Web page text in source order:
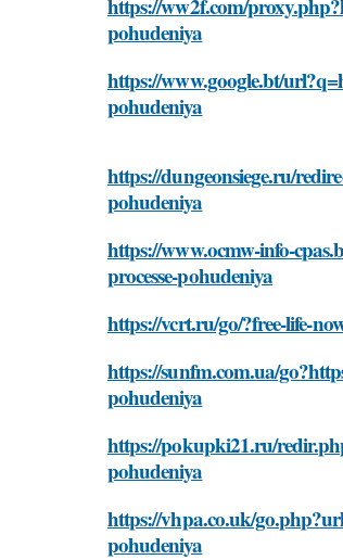
https://ww2f.com/
pohudeniya
https://www.google.bt/
pohudeniya
https://dungeonsiege.ru/
pohudeniya
https://www.ocmw-info-
processe-pohudeniya
https://vcrt.ru/go/?free-life-
https://sunfm.com.ua/
pohudeniya
https://pokupki21.ru/
pohudeniya
https://vhpa.co.uk/
pohudeniya